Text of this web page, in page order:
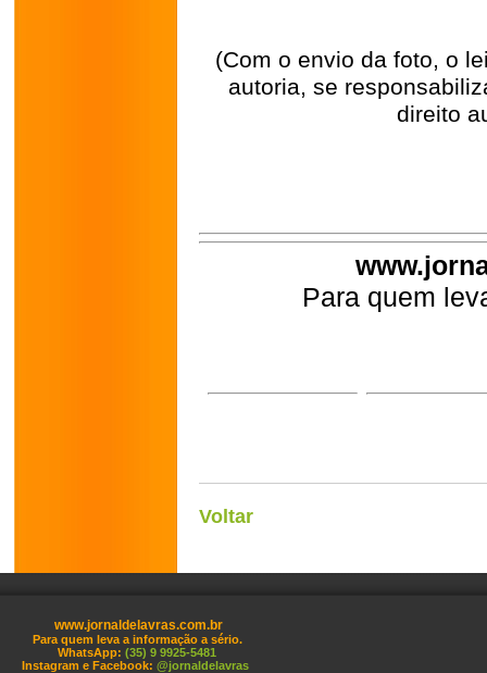
(Com o envio da foto, o
autoria, se
direito
Para quem
Voltar
www.jornaldelavras.com.br
Para quem leva a informação a sério.
WhatsApp: (35) 9 9925-5481
Instagram e Facebook: @jornaldelavras